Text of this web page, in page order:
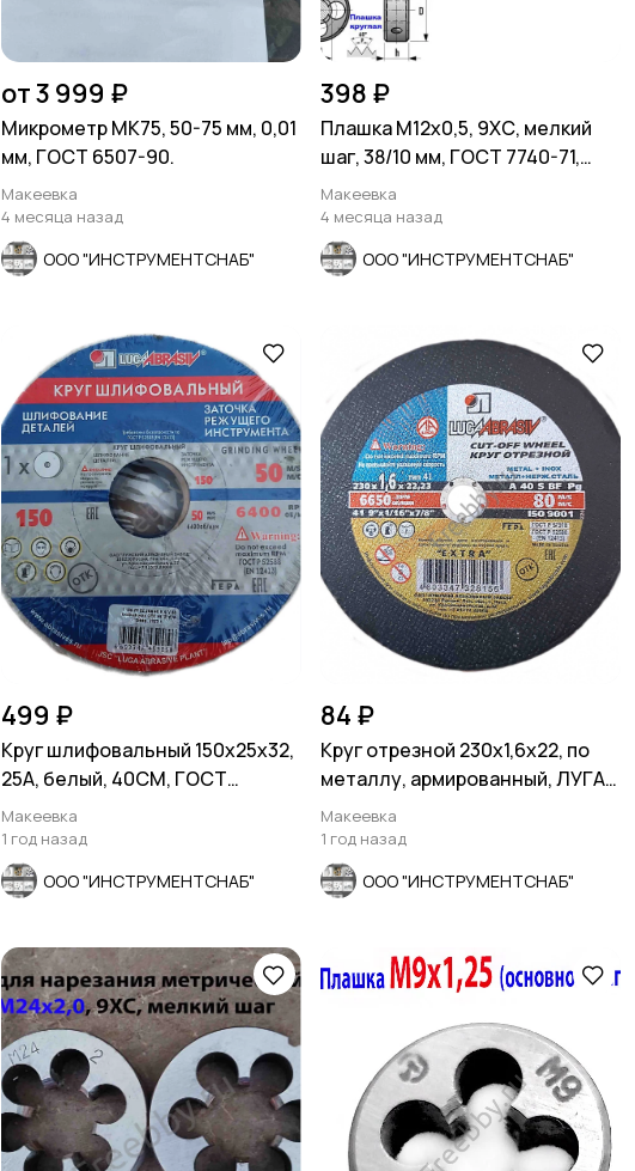
от 3 999 ₽
Микрометр МК75, 50-75 мм, 0,01
мм, ГОСТ 6507-90.
Макеевка
4 месяца назад
ООО "ИНСТРУМЕНТСНАБ"
398 ₽
Плашка М12х0,5, 9ХС, мелкий
шаг, 38/10 мм, ГОСТ 7740-71,
сдел в СССР.
Макеевка
4 месяца назад
ООО "ИНСТРУМЕНТСНАБ"
499 ₽
Круг шлифовальный 150х25х32,
25А, белый, 40СМ, ГОСТ
Р52588-2011, Луга,
Макеевка
1 год назад
ООО "ИНСТРУМЕНТСНАБ"
84 ₽
Круг отрезной 230х1,6х22, по
металлу, армированный, ЛУГА,
Россия
Макеевка
1 год назад
ООО "ИНСТРУМЕНТСНАБ"